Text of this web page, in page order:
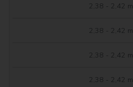
2,38 - 2,42 m
2,38 - 2,42 m
2,38 - 2,42 m
2,38 - 2,42 m